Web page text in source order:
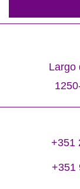
Largo
+351
+351